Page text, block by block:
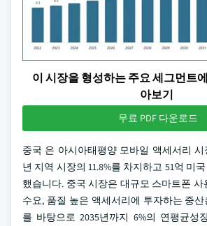
이 시장을 형성하는 주요 세그먼트
아보기
무료 PDF 다운로드
중국 은 아시아태평양 모바일 액세서리 시
년 지역 시장의 11.8%를 차지하고 51억 미
했습니다. 중국 시장은 대규모 스마트폰 사
수요, 품질 높은 액세서리에 투자하는 중
를 바탕으로 2035년까지 6%의 연평균성